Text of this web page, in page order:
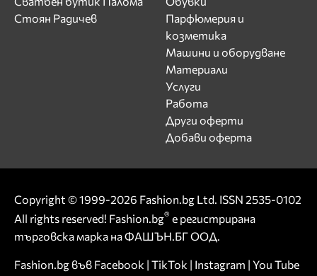
Стоян Радичев
Парфюмерия и
козметика
Машини и оборудване
Материали
Услуги
Работа
Други оферти
Добави оферта
Copyright © 1999-2026 Fashion.bg Ltd. ISSN 2535-0102
All rights reserved! Fashion.bg® е регистрирана
търговска марка на ФАШЪН.БГ ООД.
Fashion.bg във Facebook | TikTok | Instagram | You Tube